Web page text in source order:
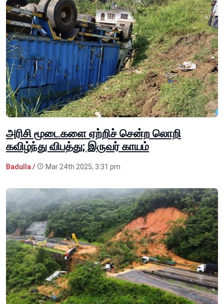
அரிசி மூடைகளை ஏற்றிச் சென்ற லொறி
கவிழ்ந்து விபத்து; இருவர் காயம்
Badulla / Mar 24th 2025, 3:31 pm